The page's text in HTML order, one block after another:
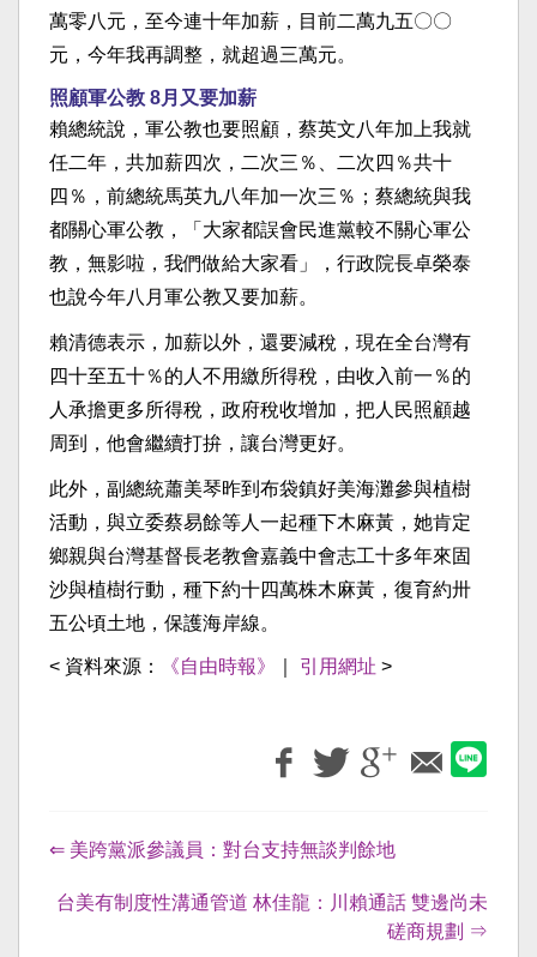
萬零八元，至今連十年加薪，目前二萬九五〇〇
元，今年我再調整，就超過三萬元。
照顧軍公教 8月又要加薪
賴總統說，軍公教也要照顧，蔡英文八年加上我就
任二年，共加薪四次，二次三％、二次四％共十
四％，前總統馬英九八年加一次三％；蔡總統與我
都關心軍公教，「大家都誤會民進黨較不關心軍公
教，無影啦，我們做給大家看」，行政院長卓榮泰
也說今年八月軍公教又要加薪。
賴清德表示，加薪以外，還要減稅，現在全台灣有
四十至五十％的人不用繳所得稅，由收入前一％的
人承擔更多所得稅，政府稅收增加，把人民照顧越
周到，他會繼續打拚，讓台灣更好。
此外，副總統蕭美琴昨到布袋鎮好美海灘參與植樹
活動，與立委蔡易餘等人一起種下木麻黃，她肯定
鄉親與台灣基督長老教會嘉義中會志工十多年來固
沙與植樹行動，種下約十四萬株木麻黃，復育約卅
五公頃土地，保護海岸線。
< 資料來源： 《自由時報》 引用網址 >
⇐ 美跨黨派參議員：對台支持無談判餘地
台美有制度性溝通管道 林佳龍：川賴通話 雙邊尚未
磋商規劃 ⇒